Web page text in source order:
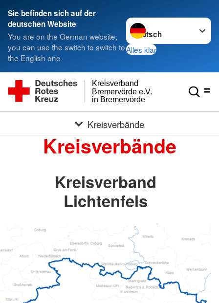
Sie befinden sich auf der
deutschen Website
You are on the German website,
you can use the switch to switch to
the English one
Sprache wechseln zu
Alles klar
in Bremervörde
Bremervörde e.V.
Kreisverband
Kreisverbände
Kreisverbände
Kreisverband
Lichtenfels